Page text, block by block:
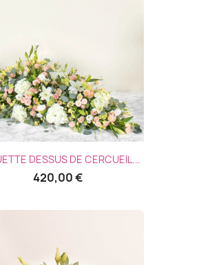
DESSUS DE CERCUEIL...
420,00 €